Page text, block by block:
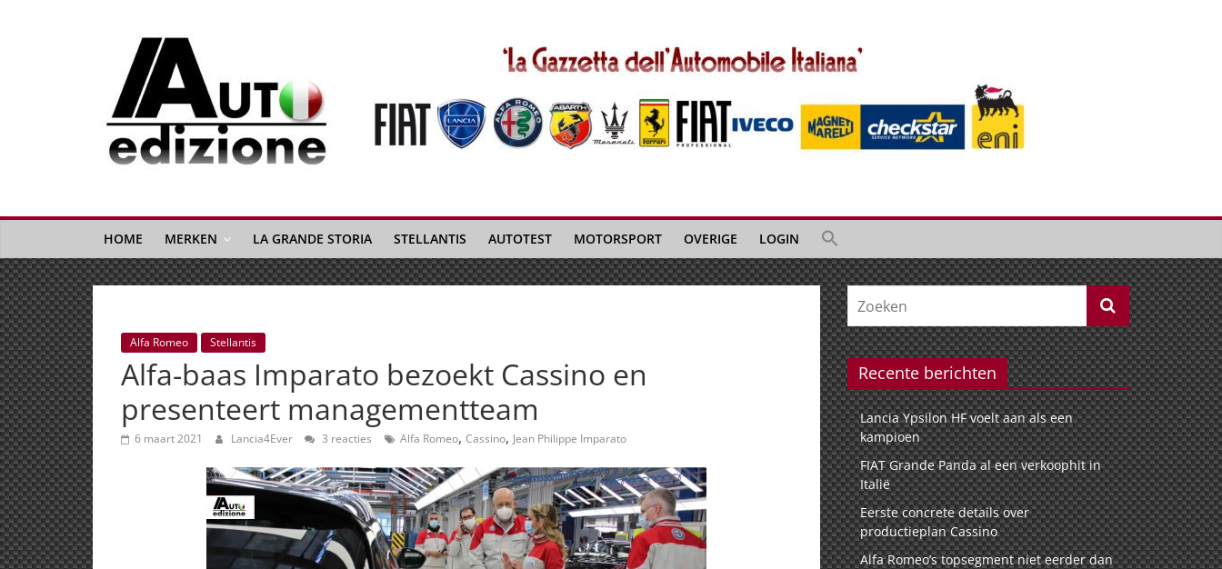
Auto
Edizione
La
Gazetta
dell'Automobile
Italiana
|
Italiaans
autonieuws
&
lifestyle
HOME MERKEN LA GRANDE STORIA STELLANTIS AUTOTEST MOTORSPORT OVERIGE LOGIN
Alfa Romeo Stellantis
Alfa-baas Imparato bezoekt Cassino en
presenteert managementteam
6 maart 2021 Lancia4Ever 3 reacties Alfa Romeo, Cassino, Jean Philippe Imparato
Recente berichten
Lancia Ypsilon HF voelt aan als een
kampioen
FIAT Grande Panda al een verkoophit in
Italië
Eerste concrete details over
productieplan Cassino
Alfa Romeo’s topsegment niet eerder dan